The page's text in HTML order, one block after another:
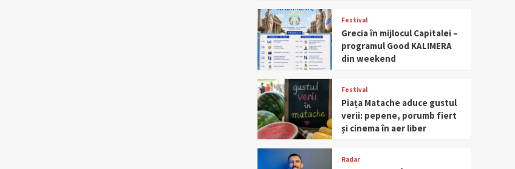
Festival
Grecia în mijlocul Capitalei –
programul Good KALIMERA
din weekend
Festival
Piața Matache aduce gustul
verii: pepene, porumb fiert
și cinema în aer liber
Radar